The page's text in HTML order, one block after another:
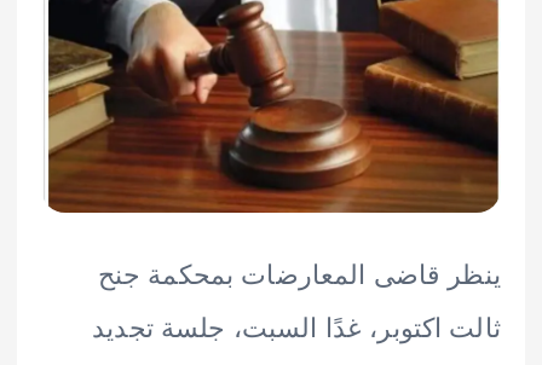
قاضى المعارضات بمحكمة جنح
اكتوبر، غدًا السبت، جلسة تجديد